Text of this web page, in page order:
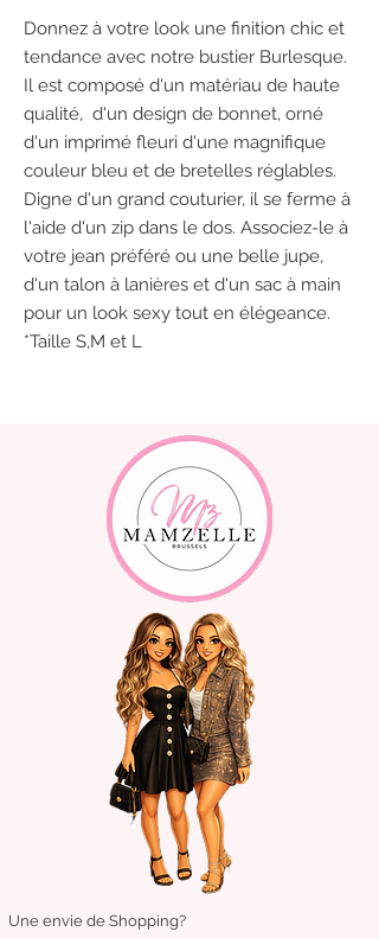
Donnez à votre look une finition chic et
tendance avec notre bustier Burlesque.
Il est composé d'un matériau de haute
qualité, d'un design de bonnet, orné
d'un imprimé fleuri d'une magnifique
couleur bleu et de bretelles réglables.
Digne d'un grand couturier, il se ferme à
l'aide d'un zip dans le dos. Associez-le à
votre jean préféré ou une belle jupe,
d'un talon à lanières et d'un sac à main
pour un look sexy tout en élégeance.
*Taille S,M et L
Une envie de Shopping?